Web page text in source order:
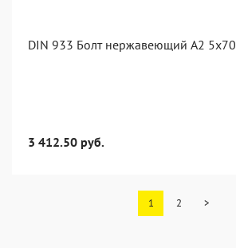
DIN 933 Болт нержавеющий А2 5х70
3 412.50 руб.
1 2 >